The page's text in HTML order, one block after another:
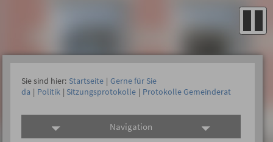
Sie sind hier: Startseite | Gerne für Sie
da | Politik | Sitzungsprotokolle | Protokolle Gemeinderat
Navigation